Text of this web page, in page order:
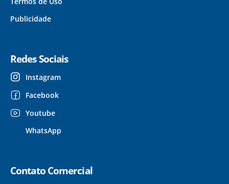
Publicidade
Redes Sociais
Instagram
Facebook
Youtube
WhatsApp
Contato Comercial